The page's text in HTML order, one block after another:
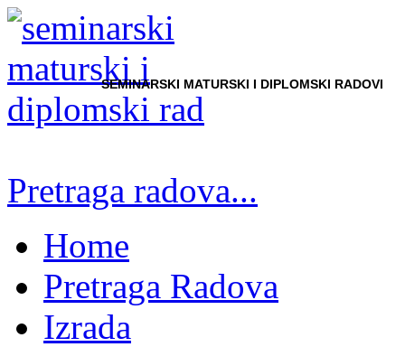
SEMINARSKI MATURSKI I DIPLOMSKI RADOVI
Pretraga radova...
Home
Pretraga Radova
Izrada